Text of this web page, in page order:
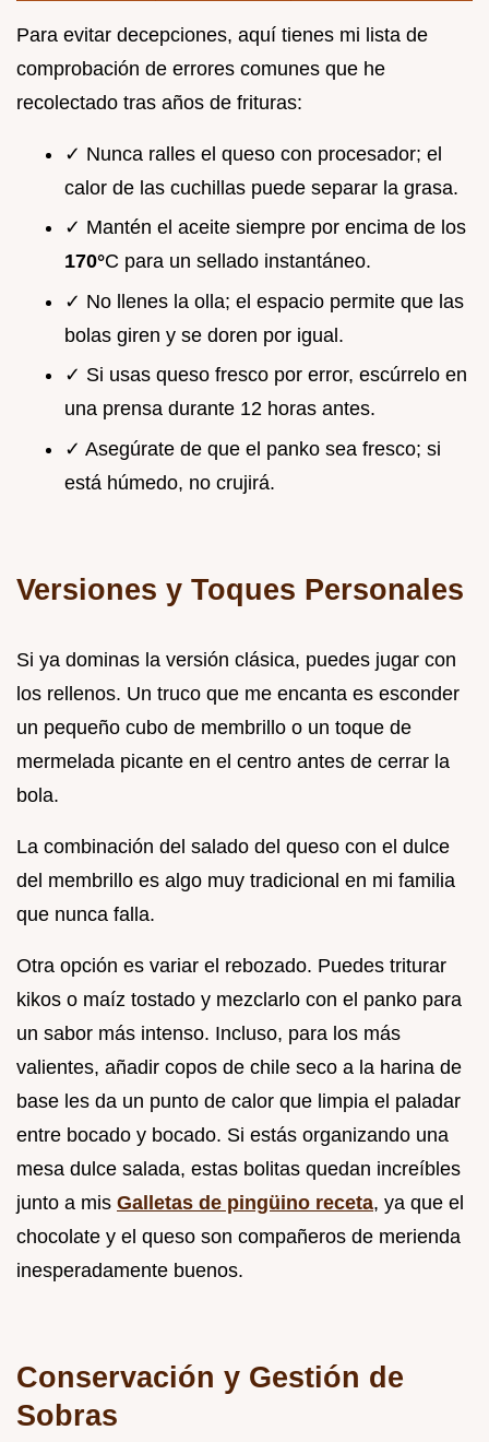
Para evitar decepciones, aquí tienes mi lista de
comprobación de errores comunes que he
recolectado tras años de frituras:
✓ Nunca ralles el queso con procesador; el
calor de las cuchillas puede separar la grasa.
✓ Mantén el aceite siempre por encima de los
170°C para un sellado instantáneo.
✓ No llenes la olla; el espacio permite que las
bolas giren y se doren por igual.
✓ Si usas queso fresco por error, escúrrelo en
una prensa durante 12 horas antes.
✓ Asegúrate de que el panko sea fresco; si
está húmedo, no crujirá.
Versiones y Toques Personales
Si ya dominas la versión clásica, puedes jugar con
los rellenos. Un truco que me encanta es esconder
un pequeño cubo de membrillo o un toque de
mermelada picante en el centro antes de cerrar la
bola.
La combinación del salado del queso con el dulce
del membrillo es algo muy tradicional en mi familia
que nunca falla.
Otra opción es variar el rebozado. Puedes triturar
kikos o maíz tostado y mezclarlo con el panko para
un sabor más intenso. Incluso, para los más
valientes, añadir copos de chile seco a la harina de
base les da un punto de calor que limpia el paladar
entre bocado y bocado. Si estás organizando una
mesa dulce salada, estas bolitas quedan increíbles
junto a mis Galletas de pingüino receta, ya que el
chocolate y el queso son compañeros de merienda
inesperadamente buenos.
Conservación y Gestión de
Sobras